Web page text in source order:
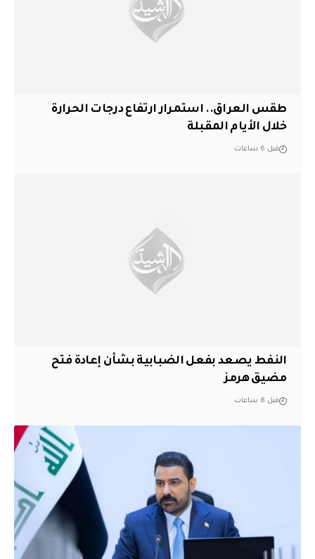
طقس العراق.. استمرار ارتفاع درجات الحرارة
خلال الأيام المقبلة
قبل 6 ساعات
النفط يصعد بفعل الضبابية بشأن إعادة فتح
مضيق هرمز
قبل 8 ساعات